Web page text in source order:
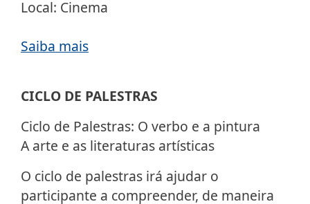
Local: Cinema
Saiba mais
CICLO DE PALESTRAS
Ciclo de Palestras: O verbo e a pintura
A arte e as literaturas artísticas
O ciclo de palestras irá ajudar o
participante a compreender, de maneira